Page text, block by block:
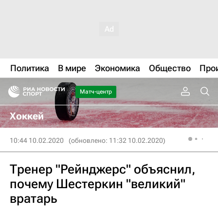
Политика В мире Экономика Общество
Матч-центр
Хоккей
10:44 10.02.2020 (обновлено: 11:32 10.02.2020)
Тренер "Рейнджерс" объяснил,
почему Шестеркин "великий"
вратарь